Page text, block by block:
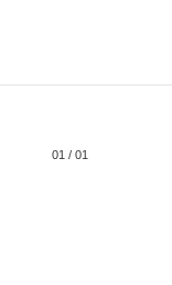
01 / 01